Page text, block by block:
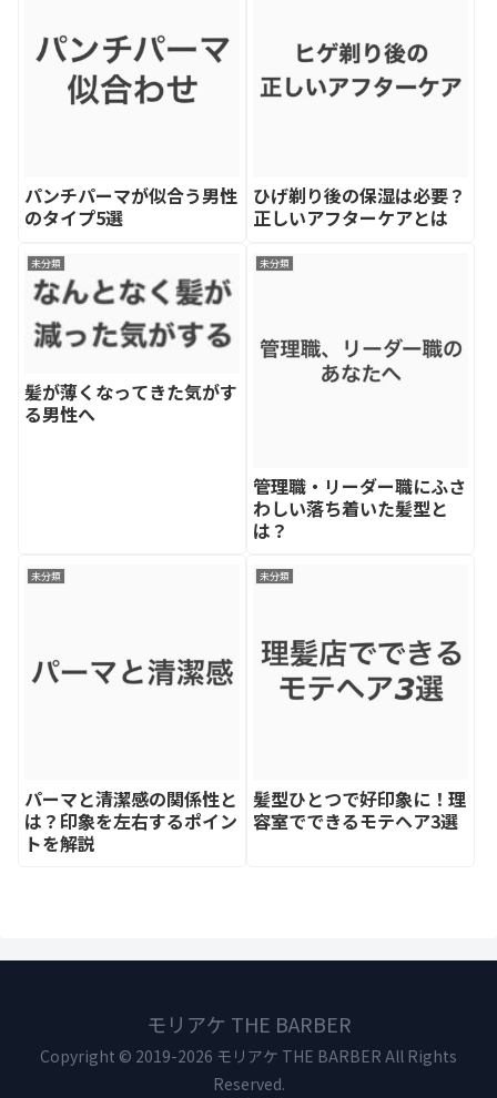
パンチパーマが似合う男性
のタイプ5選
ひげ剃り後の保湿は必要？
正しいアフターケアとは
未分類
髪が薄くなってきた気がす
る男性へ
未分類
管理職・リーダー職にふさ
わしい落ち着いた髪型と
は？
未分類
パーマと清潔感の関係性と
は？印象を左右するポイン
トを解説
未分類
髪型ひとつで好印象に！理
容室でできるモテヘア3選
モリアケ THE BARBER
Copyright © 2019-2026 モリアケ THE BARBER All Rights
Reserved.